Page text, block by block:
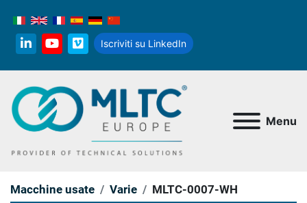
linkedinyoutube
vimeo
Iscriviti su LinkedIn
Menu
Macchine usate Varie MLTC-0007-WH